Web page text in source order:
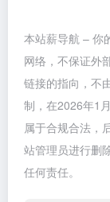
本站薪导航 – 你
网络，不保证外
链接的指向，不
制，在2026年1
属于合规合法，
站管理员进行删
任何责任。